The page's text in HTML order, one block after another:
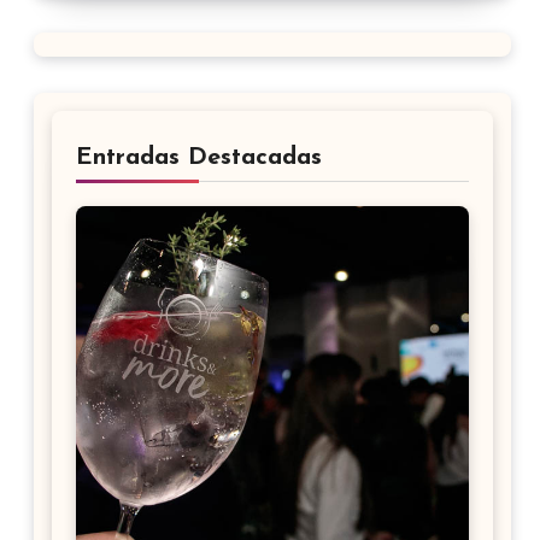
Entradas Destacadas